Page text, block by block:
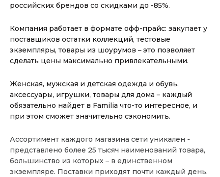
российских брендов со скидками до -85%.
Компания работает в формате офф-прайс: закупает у
поставщиков остатки коллекций, тестовые
экземпляры, товары из шоурумов – это позволяет
сделать цены максимально привлекательными.
Женская, мужская и детская одежда и обувь,
аксессуары, игрушки, товары для дома – каждый
обязательно найдет в Familia что-то интересное, и
при этом сможет значительно сэкономить.
Ассортимент каждого магазина сети уникален -
представлено более 25 тысяч наименований товара,
большинство из которых – в единственном
экземпляре. Поставки приходят почти каждый день.